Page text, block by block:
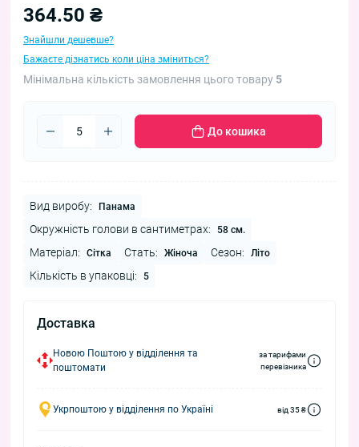
364.50 ₴
Знайшли дешевше?
Бажаєте дізнатись коли ціна зміниться?
Мінімальна кількість замовлення цього товару 5
До кошика
Вид виробу: Панама
Окружність голови в сантиметрах: 58 см.
Матеріал: Сітка Стать: Жіноча Сезон: Літо
Кількість в упаковці: 5
Доставка
Новою Поштою у відділення та
поштомати
за тарифами
перевізника
Укрпоштою у відділення по Україні від 35 ₴